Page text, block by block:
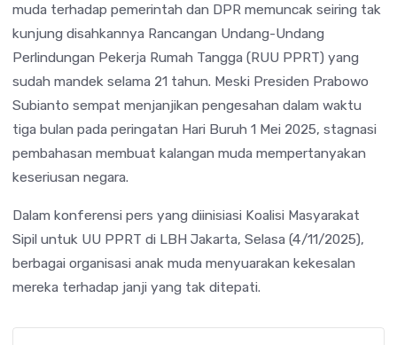
muda terhadap pemerintah dan DPR memuncak seiring tak
kunjung disahkannya Rancangan Undang-Undang
Perlindungan Pekerja Rumah Tangga (RUU PPRT) yang
sudah mandek selama 21 tahun. Meski Presiden Prabowo
Subianto sempat menjanjikan pengesahan dalam waktu
tiga bulan pada peringatan Hari Buruh 1 Mei 2025, stagnasi
pembahasan membuat kalangan muda mempertanyakan
keseriusan negara.
Dalam konferensi pers yang diinisiasi Koalisi Masyarakat
Sipil untuk UU PPRT di LBH Jakarta, Selasa (4/11/2025),
berbagai organisasi anak muda menyuarakan kekesalan
mereka terhadap janji yang tak ditepati.